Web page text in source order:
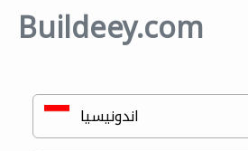
Buildeey.com